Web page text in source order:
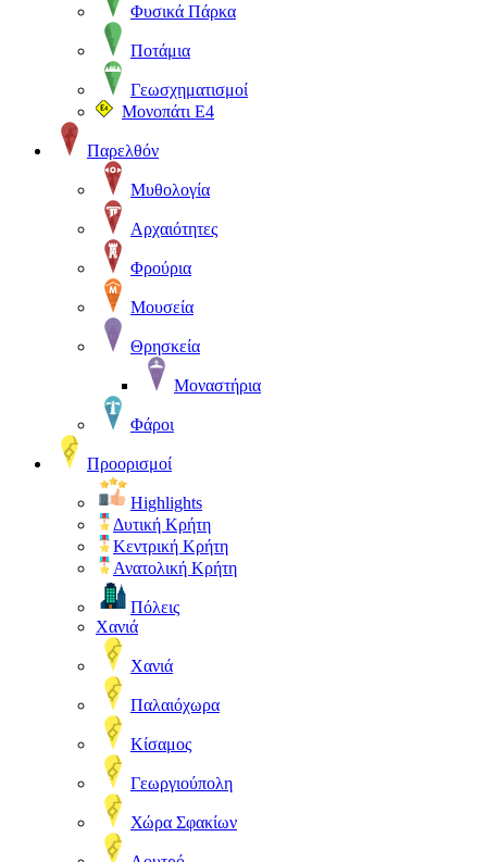
Φυσικά Πάρκα
Ποτάμια
Γεωσχηματισμοί
Μονοπάτι Ε4
Παρελθόν
Μυθολογία
Αρχαιότητες
Φρούρια
Μουσεία
Θρησκεία
Μοναστήρια
Φάροι
Προορισμοί
Highlights
Δυτική Κρήτη
Κεντρική Κρήτη
Ανατολική Κρήτη
Πόλεις
Χανιά
Χανιά
Παλαιόχωρα
Κίσαμος
Γεωργιούπολη
Χώρα Σφακίων